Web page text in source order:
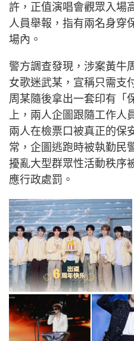
許，正值演唱會觀眾入場
人員舉報，指有兩名身穿
場內。
警方調查發現，涉案黃牛
女歌迷武某，宣稱只需支
周某隨後拿出一套印有「
上，兩人企圖跟隨工作人
兩人在檢票口被真正的保
常，企圖逃跑時被執勤民
擾亂大型群眾性活動秩序
應行政處罰。